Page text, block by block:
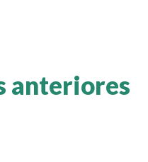
anteriores